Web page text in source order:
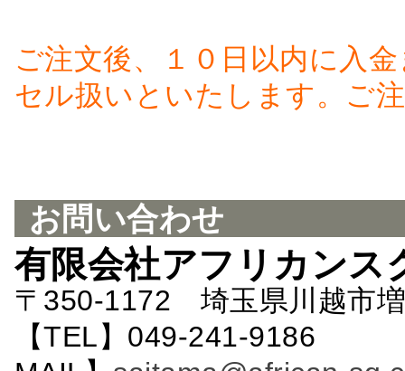
ご注文後、１０日以内に入
セル扱いといたします。ご
お問い合わせ
有限会社アフリカンス
〒350-1172 埼玉県川越市
【TEL】049-241-